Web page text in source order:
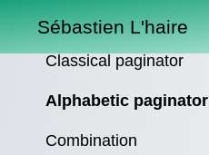
Sébastien L'haire
Classical paginator
Alphabetic paginator
Combination